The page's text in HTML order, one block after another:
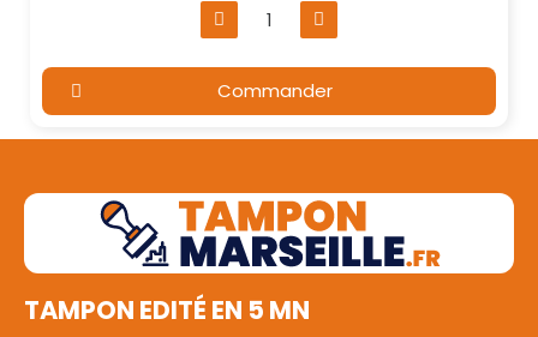
Commander
TAMPON EDITÉ EN 5 MN